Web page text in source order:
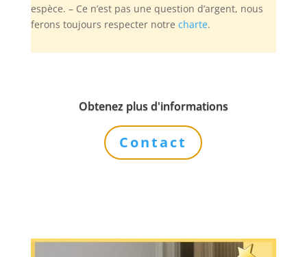
espèce. – Ce n’est pas une question d’argent, nous
ferons toujours respecter notre charte.
Obtenez plus d'informations
Contact